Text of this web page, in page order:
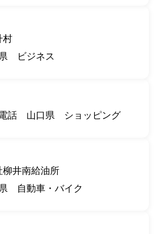
村
ビジネス
話 山口県 ショッピング
柳井南給油所
自動車・バイク